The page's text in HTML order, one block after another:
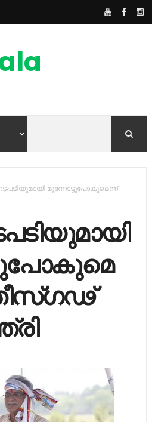
മുന്നോട്ടുപോകുമെന്ന്